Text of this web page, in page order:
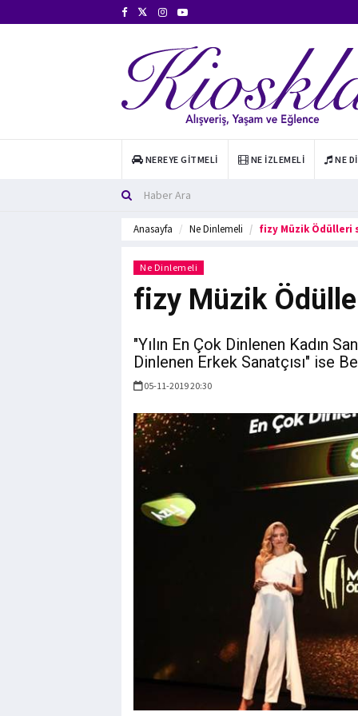
NEREYE GITMELI NE İZLEMELI NE
Anasayfa Ne Dinlemeli fizy Müzik Ödülleri
Ne Dinlemeli
fizy Müzik
"Yılın En Çok Dinlenen Kadın
Dinlenen Erkek Sanatçısı" ise
05-11-2019 20:30